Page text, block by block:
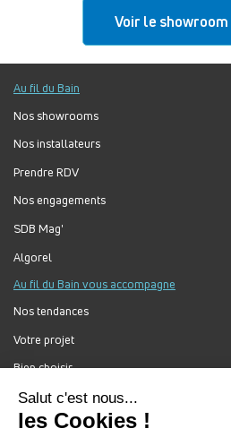
Voir le
Au fil du Bain
Nos showrooms
Nos installateurs
Prendre RDV
Nos engagements
SDB Mag'
Algorel
Au fil du Bain vous accompagne
Nos tendances
Votre projet
Bien choisir
Forum Au Fil du Bain